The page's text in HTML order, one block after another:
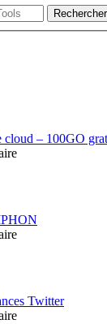
Rechercher
cloud – 100GO
Twitter